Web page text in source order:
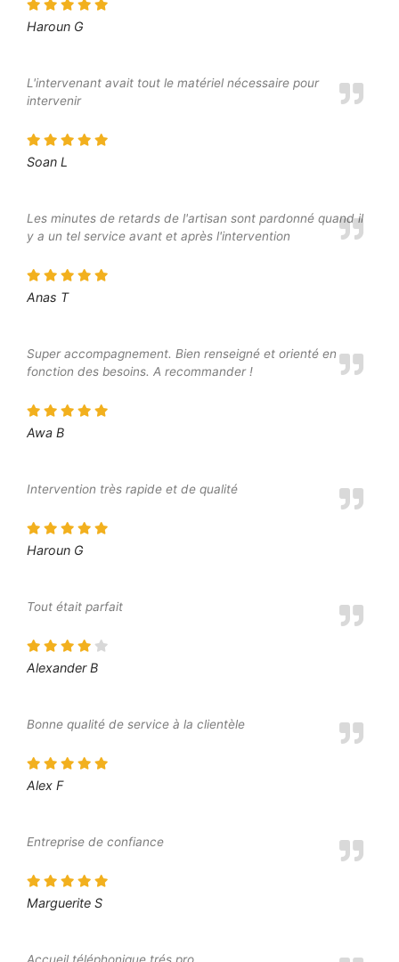
Haroun G
L'intervenant avait tout le matériel nécessaire pour
intervenir
Soan L
Les minutes de retards de l'artisan sont pardonné quand il
y a un tel service avant et après l'intervention
Anas T
Super accompagnement. Bien renseigné et orienté en
fonction des besoins. A recommander !
Awa B
Intervention très rapide et de qualité
Haroun G
Tout était parfait
Alexander B
Bonne qualité de service à la clientèle
Alex F
Entreprise de confiance
Marguerite S
Accueil téléphonique trés pro